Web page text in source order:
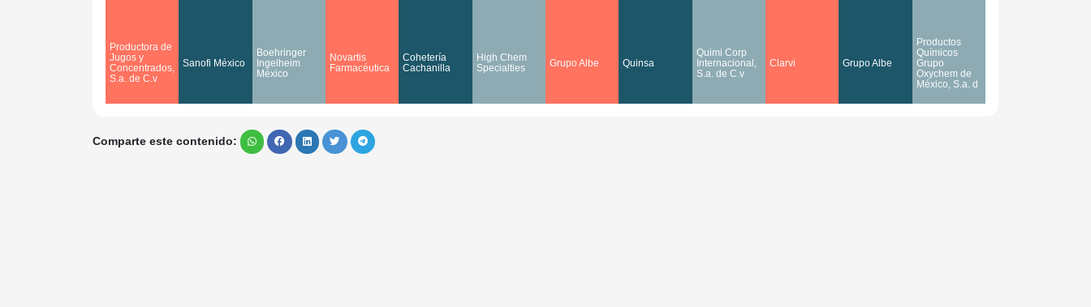
Productora de
Jugos y
Concentrados,
S.a. de C.v
Sanofi México
Boehringer
Ingelheim
México
Novartis
Farmacéutica
Cohetería
Cachanilla
High Chem
Specialties
Grupo Albe Quinsa
Quimi Corp
Internacional,
S.a. de C.v
Clarvi Grupo Albe
Productos
Químicos
Grupo
Oxychem de
México, S.a. d
Comparte este contenido: